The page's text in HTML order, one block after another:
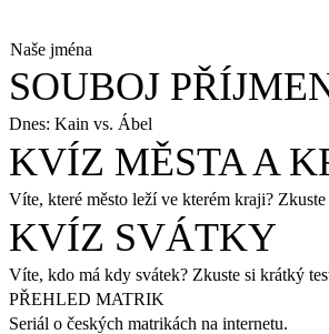
Naše jména
SOUBOJ
Dnes: Kain vs. Ábel
KVÍZ MĚSTA A
Víte, které město leží ve kterém kraji?
KVÍZ SVÁTKY
Víte, kdo má kdy svátek? Zkuste si krátký
PŘEHLED MATRIK
Seriál o českých matrikách na internetu.